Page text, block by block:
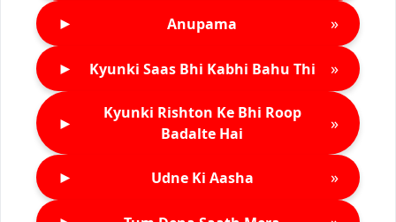
► Anupama »
► Kyunki Saas Bhi Kabhi Bahu Thi »
►
Kyunki Rishton Ke Bhi Roop
Badalte Hai
»
► Udne Ki Aasha »